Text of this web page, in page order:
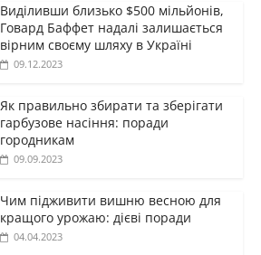
Виділивши близько $500 мільйонів,
Говард Баффет надалі залишається
вірним своєму шляху в Україні
09.12.2023
Як правильно збирати та зберігати
гарбузове насіння: поради
городникам
09.09.2023
Чим підживити вишню весною для
кращого урожаю: дієві поради
04.04.2023